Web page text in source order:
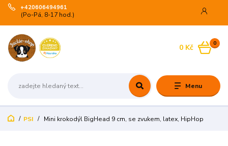
Menu
+420606494961
(Po-Pá, 8-17 hod.)
0
0 Kč
PSI Mini krokodýl BigHead 9 cm, se zvukem, latex, HipHop